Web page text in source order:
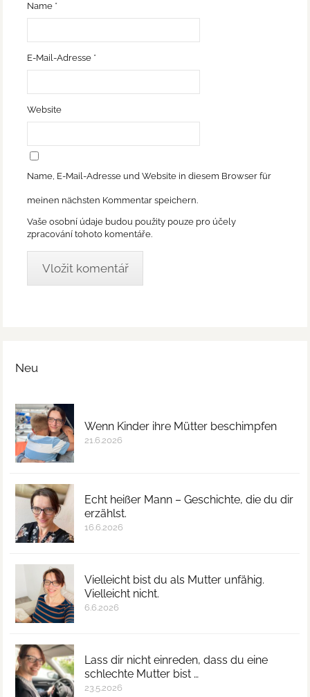
Name *
E-Mail-Adresse *
Website
Name, E-Mail-Adresse und Website in diesem Browser für
meinen nächsten Kommentar speichern.
Vaše osobní údaje budou použity pouze pro účely
zpracování tohoto komentáře.
Neu
Wenn Kinder ihre Mütter beschimpfen
21.6.2026
Echt heißer Mann – Geschichte, die du dir
erzählst.
16.6.2026
Vielleicht bist du als Mutter unfähig.
Vielleicht nicht.
6.6.2026
Lass dir nicht einreden, dass du eine
schlechte Mutter bist …
23.5.2026